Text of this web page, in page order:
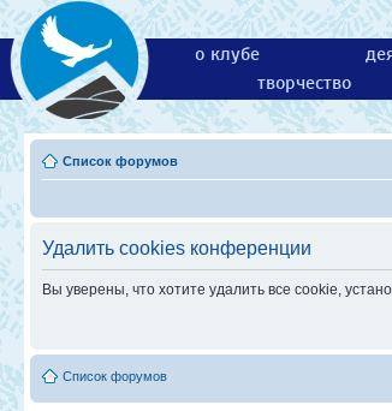
о клубе
творчество
Список форумов
Удалить cookies конференции
Вы уверены, что хотите удалить все cookie,
Список форумов